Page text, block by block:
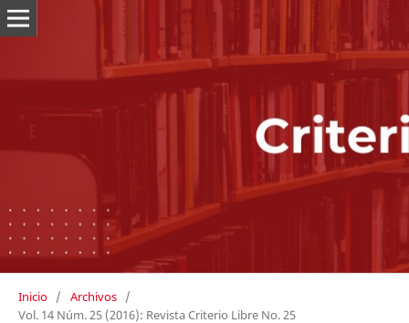
Inicio / Archivos /
Vol. 14 Núm. 25 (2016): Revista Criterio Libre No. 25